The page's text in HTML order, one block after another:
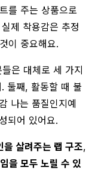
를 주는 상품으로
제 착용감은 추정
이 중요해요.
은 대체로 세 가지
둘째, 활동할 때 불
나는 품질인지예
되어 있어요.
을 살려주는 랩 구조,
을 모두 노릴 수 있